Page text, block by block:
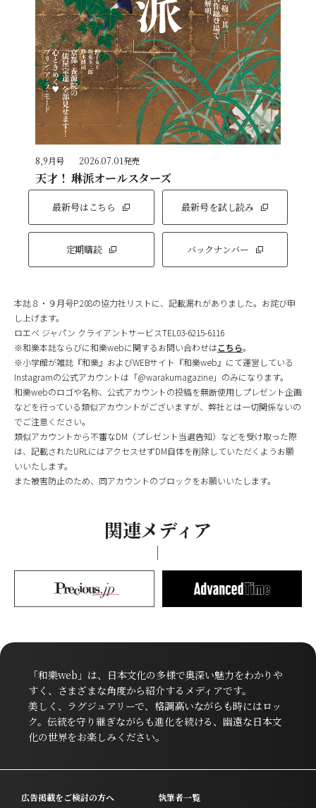
8,9月号 2026.07.01発売
天才！ 琳派オールスターズ
最新号はこちら 最新号を試し読み
定期購読 バックナンバー
本誌８・９月号P.208の協力社リストに、記載漏れがありました。お詫び申
し上げます。
ロエベ ジャパン クライアントサービスTEL03-6215-6116
※和樂本誌ならびに和樂webに関するお問い合わせはこちら。
※小学館が雑誌『和樂』およびWEBサイト『和樂web』にて運営している
Instagramの公式アカウントは「@warakumagazine」のみになります。
和樂webのロゴや名称、公式アカウントの投稿を無断使用しプレゼント企画
などを行っている類似アカウントがございますが、弊社とは一切関係ないの
でご注意ください。
類似アカウントから不審なDM（プレゼント当選告知）などを受け取った際
は、記載されたURLにはアクセスせずDM自体を削除していただくようお願
いいたします。
また被害防止のため、同アカウントのブロックをお願いいたします。
関連メディア
「和樂web」は、日本文化の多様で奥深い魅力をわかりや
すく、さまざまな角度から紹介するメディアです。
美しく、ラグジュアリーで、格調高いながらも時にはロッ
ク。伝統を守り継ぎながらも進化を続ける、幽遠な日本文
化の世界をお楽しみください。
広告掲載をご検討の方へ 執筆者一覧